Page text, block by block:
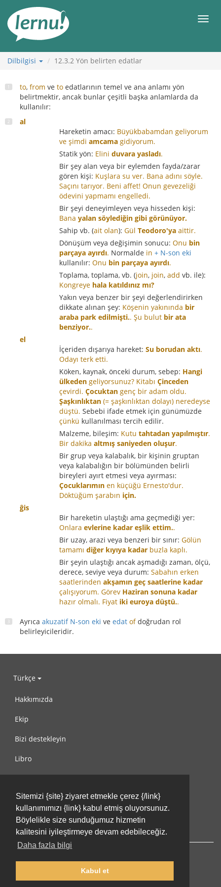
Sitemizi {site} ziyaret etmekle çerez {/link}
kullanımımızı {link} kabul etmiş oluyorsunuz.
Böylelikle size sunduğumuz hizmetin
kalitesini iyileştirmeye devam edebileceğiz.
Daha fazla bilgi
Kabul et
Görüntüleme
Dilbilgisi 12.3.2 Yön belirten edatlar
to, from ve to edatlarının temel ve ana anlamı yön
belirtmektir, ancak bunlar çeşitli başka anlamlarda da
kullanılır:
al
Hareketin amacı: Büyükbabamdan geliyorum
ve şimdi amcama gidiyorum.
Statik yön: Elini duvara yasladı.
Bir şey alan veya bir eylemden fayda/zarar
gören kişi: Kuşlara su ver. Bana adını söyle.
Saçını tarıyor. Beni affet! Onun gevezeliği
ödevini yapmamı engelledi.
Bir şeyi deneyimleyen veya hisseden kişi:
Bana yalan söylediğin gibi görünüyor.
Sahip vb. (ait olan): Gül Teodoro'ya aittir.
Dönüşüm veya değişimin sonucu: Onu bin
parçaya ayırdı. Normalde in + N-son eki
kullanılır: Onu bin parçaya ayırdı.
Toplama, toplama, vb. (join, join, add vb. ile):
Kongreye hala katıldınız mı?
Yakın veya benzer bir şeyi değerlendirirken
dikkate alınan şey: Köşenin yakınında bir
araba park edilmişti.. Şu bulut bir ata
benziyor..
el
İçeriden dışarıya hareket: Su borudan aktı.
Odayı terk etti.
Köken, kaynak, önceki durum, sebep: Hangi
ülkeden geliyorsunuz? Kitabı Çinceden
çevirdi. Çocuktan genç bir adam oldu.
Şaşkınlıktan (= şaşkınlıktan dolayı) neredeyse
düştü. Sebebi ifade etmek için günümüzde
çünkü kullanılması tercih edilir.
Malzeme, bileşim: Kutu tahtadan yapılmıştır.
Bir dakika altmış saniyeden oluşur.
Bir grup veya kalabalık, bir kişinin gruptan
veya kalabalığın bir bölümünden belirli
bireyleri ayırt etmesi veya ayırması:
Çocuklarımın en küçüğü Ernesto'dur.
Döktüğüm şarabın için.
ĝis
Bir hareketin ulaştığı ama geçmediği yer:
Onlara evlerine kadar eşlik ettim..
Bir uzay, arazi veya benzeri bir sınır: Gölün
tamamı diğer kıyıya kadar buzla kaplı.
Bir şeyin ulaştığı ancak aşmadığı zaman, ölçü,
derece, seviye veya durum: Sabahın erken
saatlerinden akşamın geç saatlerine kadar
çalışıyorum. Görev Haziran sonuna kadar
hazır olmalı. Fiyat iki euroya düştü..
Ayrıca akuzatif N-son eki ve edat ofdoğrudan rol
belirleyicileridir.
Türkçe
Hakkımızda
Ekip
Bizi destekleyin
Libro
Kullanım Koşulları
Bize ulaşın
© 2002-2026 lernu.net |Impressum